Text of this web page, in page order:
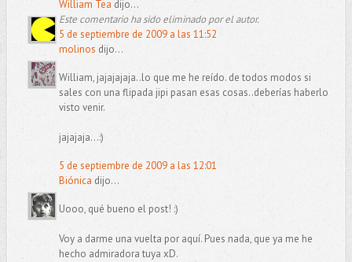
William Tea dijo...
Este comentario ha sido eliminado por el autor.
5 de septiembre de 2009 a las 11:52
molinos dijo...
William, jajajajaja..lo que me he reído. de todos modos si
sales con una flipada jipi pasan esas cosas..deberías haberlo
visto venir.
jajajaja...:)
5 de septiembre de 2009 a las 12:01
Biónica dijo...
Uooo, qué bueno el post! :)
Voy a darme una vuelta por aquí. Pues nada, que ya me he
hecho admiradora tuya xD.